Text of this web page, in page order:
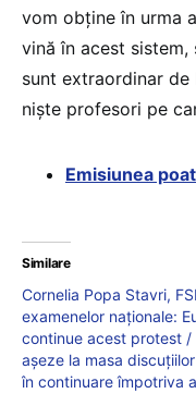
vom obține în urma
vină în acest
sunt extraordinar
niște profesori pe
Emisiunea
Similare
Cornelia Popa Stavri,
examenelor naționale:
continue acest protest /
așeze la masa
în continuare împotriva